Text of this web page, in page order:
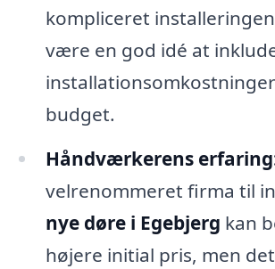
kompliceret
være en god idé at
budget.
Håndværkerens
velrenommeret firma til
nye døre i Egebjerg kan
højere initial pris, men